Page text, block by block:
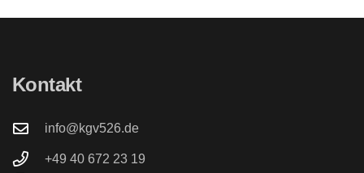
Kontakt
info@kgv526.de
+49 40 672 23 19